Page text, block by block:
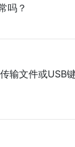
吗？
输文件或USB键